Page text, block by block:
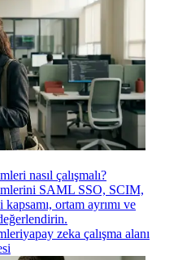
nasıl çalışmalı?
SAML SSO, SCIM,
ortam ayrımı ve
yapay zeka çalışma alanı